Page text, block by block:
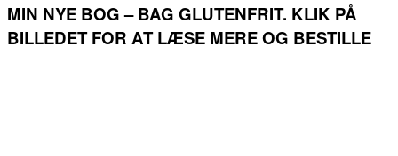
MIN NYE BOG – BAG GLUTENFRIT. KLIK PÅ
BILLEDET FOR AT LÆSE MERE OG BESTILLE